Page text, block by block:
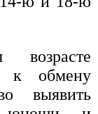
к обмену
выявить